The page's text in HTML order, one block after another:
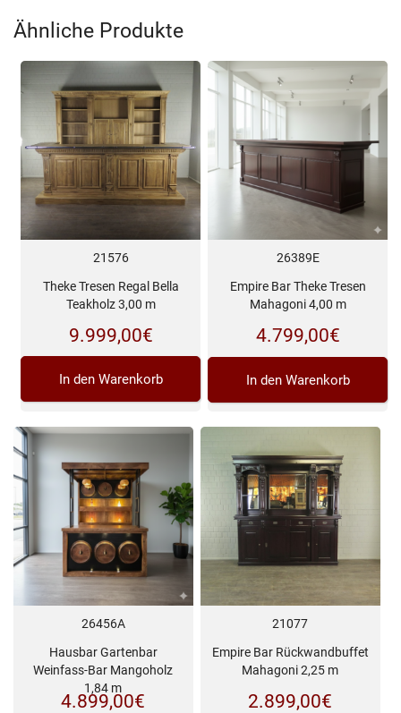
Ähnliche Produkte
21576
Theke Tresen Regal Bella
Teakholz 3,00 m
9.999,00€
In den Warenkorb
26389E
Empire Bar Theke Tresen
Mahagoni 4,00 m
4.799,00€
In den Warenkorb
26456A
Hausbar Gartenbar
Weinfass-Bar Mangoholz
1,84 m
4.899,00€
21077
Empire Bar Rückwandbuffet
Mahagoni 2,25 m
2.899,00€